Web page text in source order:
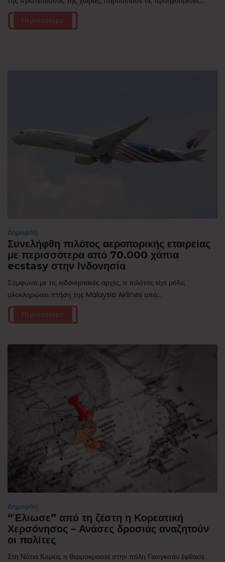
Περισσότερα
Δημοφιλή
Συνελήφθη πιλότος αεροπορικής εταιρείας
με περισσότερα από 70.000 χάπια
ecstasy στην Ινδονησία
Σύμφωνα με τις ινδονησιακές αρχές, ο πιλότος είχε μόλις
ολοκληρώσει πτήση της Malaysia Airlines από...
Περισσότερα
Δημοφιλή
“Έλιωσε” από τη ζέστη η Κορεατική
Χερσόνησος – Ανάσες δροσιάς αναζητούν
οι πολίτες
Στη Νότια Κορέα, η θερμοκρασία στην πόλη Γιανγκσάν έφθασε